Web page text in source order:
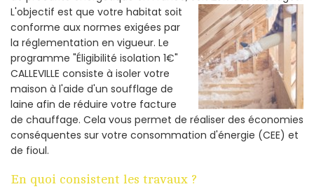
L'objectif est que votre habitat soit
conforme aux normes exigées par
la réglementation en vigueur. Le
programme "Éligibilité isolation 1€"
CALLEVILLE consiste à isoler votre
maison à l'aide d'un soufflage de
laine afin de réduire votre facture
de chauffage. Cela vous permet de réaliser des économies
conséquentes sur votre consommation d'énergie (CEE) et
de fioul.
En quoi consistent les travaux ?